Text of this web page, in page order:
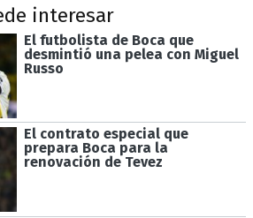
interesar
El futbolista de Boca que
desmintió una pelea con Miguel
Russo
El contrato especial que
prepara Boca para la
renovación de Tevez